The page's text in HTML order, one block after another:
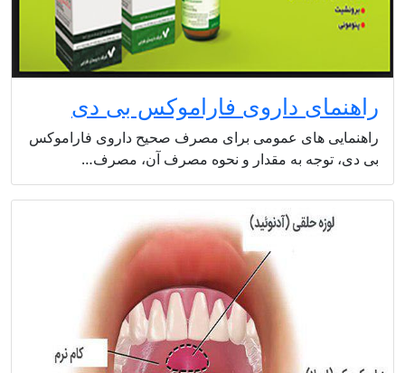
راهنمای داروی فاراموکس بی دی
راهنمایی های عمومی برای مصرف صحیح داروی فاراموکس
بی دی، توجه به مقدار و نحوه مصرف آن، مصرف…